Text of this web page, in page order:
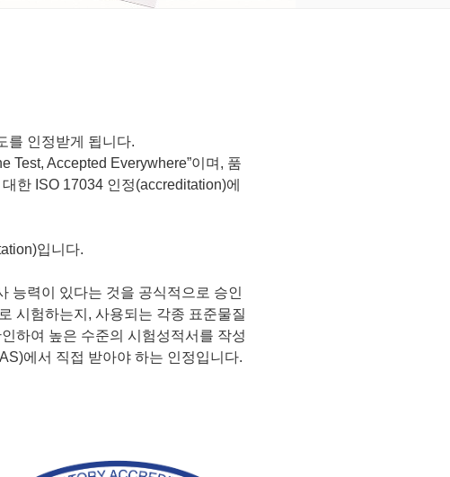
를 인정받게 됩니다.
Test, Accepted Everywhere”이며, 품
한 ISO 17034 인정(accreditation)에
입니다.
능력이 있다는 것을 공식적으로 승인
시험하는지, 사용되는 각종 표준물질
하여 높은 수준의 시험성적서를 작성
에서 직접 받아야 하는 인정입니다.